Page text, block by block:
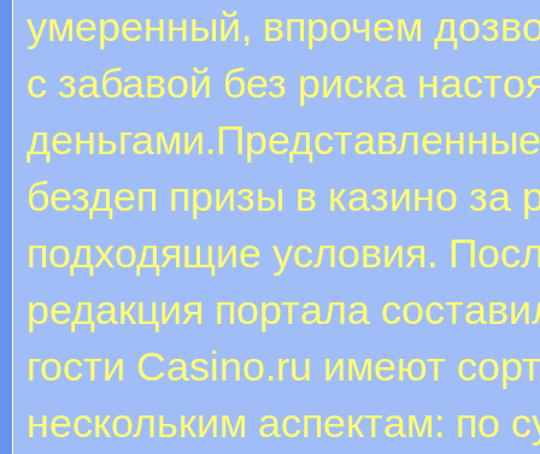
умеренный, впрочем
с забавой без риска
бездеп призы в казино за
подходящие условия.
редакция портала
гости Casino.ru имеют
нескольким аспектам: по